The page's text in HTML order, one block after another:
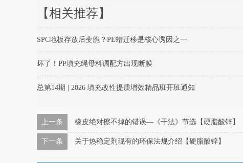
【相关推荐】
SPC地板存放后变脆？PE蜡迁移是核心诱因之一
坏了！PP填充绳母料调配方出现断膜
总第14期 | 2026 填充改性提质增效精品班开班通知
上一条 橡皮绝对擦不掉的错误—《干法》节选【硬脂酸锌】
下一条 关于热稳定剂现有的环保法规介绍【硬脂酸锌】